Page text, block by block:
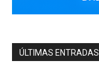
ÚLTIMAS ENTRADAS